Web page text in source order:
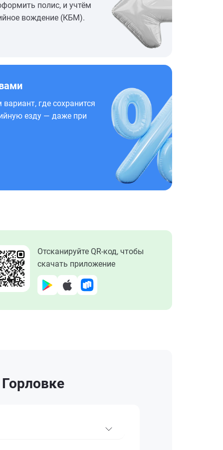
полис, и учтём
вождение (КБМ).
где сохранится
езду — даже при
Отсканируйте QR-код, чтобы
скачать приложение